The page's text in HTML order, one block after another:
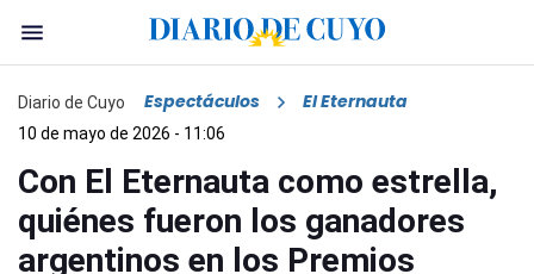
Diario de Cuyo Espectáculos El Eternauta
10 de mayo de 2026 - 11:06
Con El Eternauta como estrella,
quiénes fueron los ganadores
argentinos en los Premios